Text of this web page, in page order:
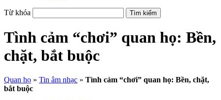
Từ khóa
Tình cảm “chơi” quan họ: Bền,
chặt, bắt buộc
Quan họ » Tin âm nhạc » Tình cảm “chơi” quan họ: Bền, chặt,
bắt buộc